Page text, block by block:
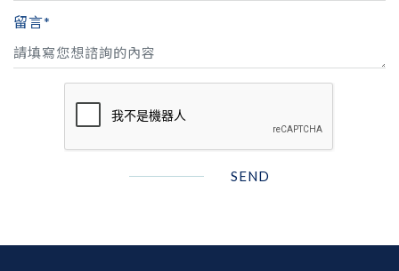
留言*
SEND